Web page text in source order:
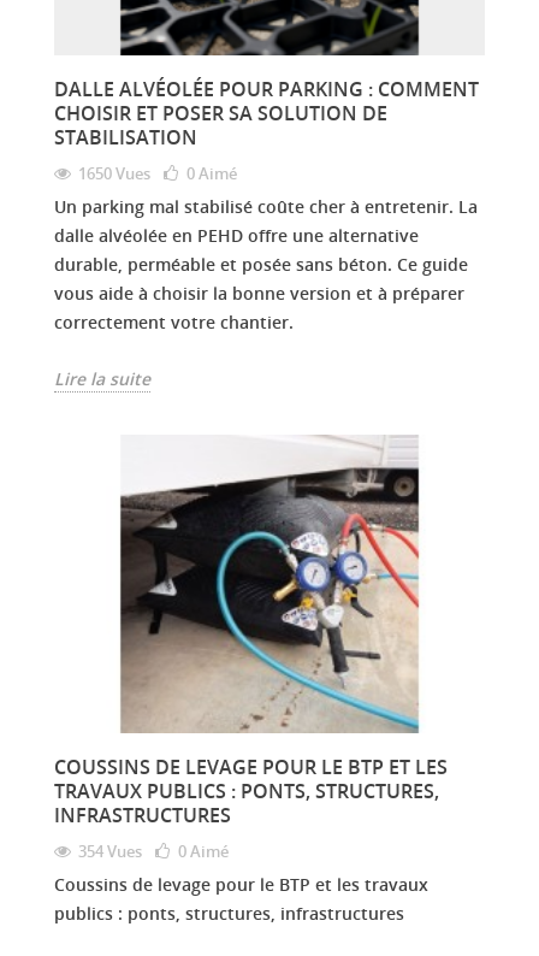
DALLE ALVÉOLÉE POUR PARKING : COMMENT
CHOISIR ET POSER SA SOLUTION DE
STABILISATION
1650 Vues 0Aimé
Un parking mal stabilisé coûte cher à entretenir. La
dalle alvéolée en PEHD offre une alternative
durable, perméable et posée sans béton. Ce guide
vous aide à choisir la bonne version et à préparer
correctement votre chantier.
Lire la suite
COUSSINS DE LEVAGE POUR LE BTP ET LES
TRAVAUX PUBLICS : PONTS, STRUCTURES,
INFRASTRUCTURES
354 Vues 0Aimé
Coussins de levage pour le BTP et les travaux
publics : ponts, structures, infrastructures